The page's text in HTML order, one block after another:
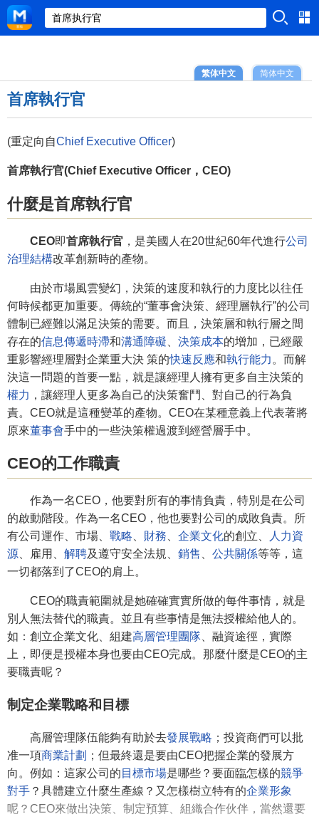
简体中文
繁体中文
首席執行官
(重定向自Chief Executive Officer)
首席執行官(Chief Executive Officer，CEO)
什麼是首席執行官
CEO即首席執行官 ，是美國人在20世紀60年代進行公司
治理結構改革創新時的產物。
由於市場風雲變幻，決策的速度和執行的力度比以往任
何時候都更加重要。傳統的“董事會決策、經理層執行”的公司
體制已經難以滿足決策的需要。而且，決策層和執行層之間
存在的信息傳遞時滯和溝通障礙 決策成本的增加，已經嚴
重影響經理層對企業重大決 策的快速反應和執行能力 。而解
決這一問題的首要一點，就是讓經理人擁有更多自主決策的
權力 ，讓經理人更多為自己的決策奮鬥、對自己的行為負
責。CEO就是這種變革的產物。CEO在某種意義上代表著將
原來董事會手中的一些決策權過渡到經營層手中。
CEO的工作職責
作為一名CEO，他要對所有的事情負責，特別是在公司
的啟動階段。作為一名CEO，他也要對公司的成敗負責。所
有公司運作、市場、 戰略 財務 企業文化的創立、
人力資
源 、雇用、 解聘及遵守安全法規、 銷售 公共關係等等，這
一切都落到了CEO的肩上。
CEO的職責範圍就是她確確實實所做的每件事情，就是
別人無法替代的職責。並且有些事情是無法授權給他人的。
如：創立企業文化、組建高層管理團隊 、融資途徑，實際
上，即便是授權本身也要由CEO完成。那麼什麼是CEO的主
要職責呢？
制定企業戰略和目標
高層管理隊伍能夠有助於去發展戰略 ；投資商們可以批
准一項商業計劃 ；但最終還是要由CEO把握企業的發展方
向。例如：這家公司的 目標市場是哪些？要面臨怎樣的競爭
對手 ？具體建立什麼生產線？又怎樣樹立特有的企業形象
呢？CEO來做出決策、制定預算、組織合作伙伴，當然還要